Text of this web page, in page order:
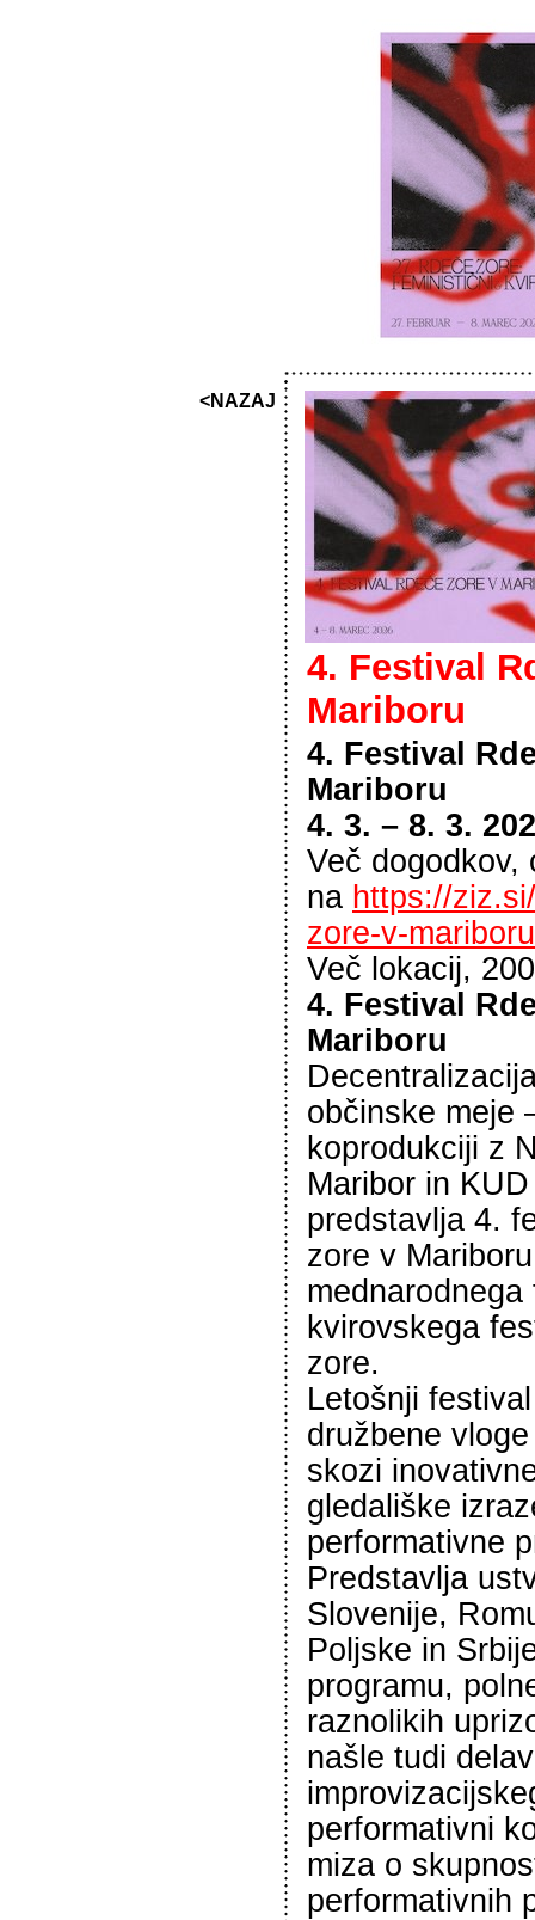
<NAZAJ
4. Festival
Mariboru
4. Festival
Mariboru
4. 3. – 8. 3.
Več dogodkov,
na https://
zore-v-
Več lokacij,
4. Festival
Mariboru
občinske meje
koprodukciji z
Maribor in
predstavlja 4.
zore v
kvirovskega
zore.
Letošnji
družbene
skozi
gledališke
performativne
Predstavlja
Slovenije,
Poljske in
programu,
raznolikih
našle tudi
performativni
miza o
performativnih